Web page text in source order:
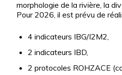
morphologie de la rivière, la
Pour 2026, il est prévu de
4 indicateurs IBG/I2M2,
2 indicateurs IBD,
2 protocoles ROHZACE